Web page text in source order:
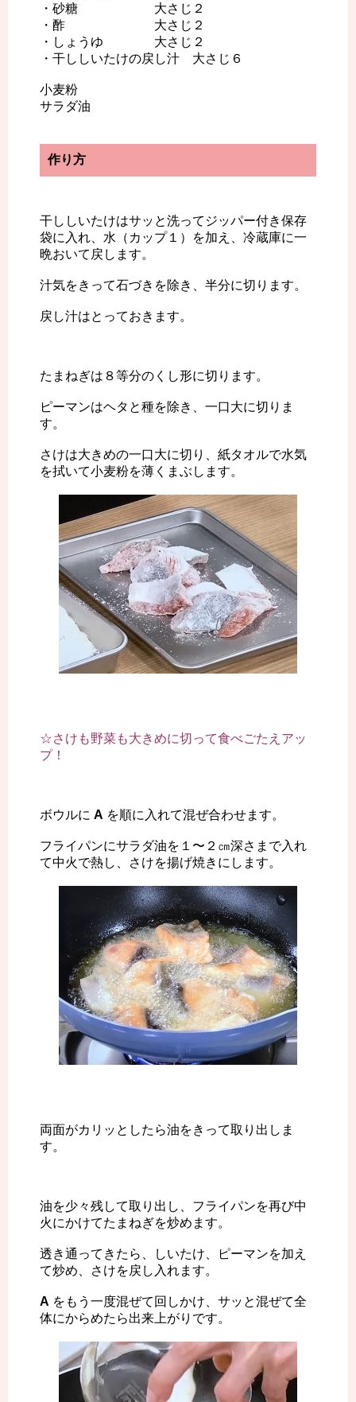
・砂糖 大さじ２
・酢 大さじ２
・しょうゆ 大さじ２
・干ししいたけの戻し汁 大さじ６
小麦粉
サラダ油
作り方
干ししいたけはサッと洗ってジッパー付き保存
袋に入れ、水（カップ１）を加え、冷蔵庫に一
晩おいて戻します。
汁気をきって石づきを除き、半分に切ります。
戻し汁はとっておきます。
たまねぎは８等分のくし形に切ります。
ピーマンはヘタと種を除き、一口大に切りま
す。
さけは大きめの一口大に切り、紙タオルで水気
を拭いて小麦粉を薄くまぶします。
☆さけも野菜も大きめに切って食べごたえアッ
プ！
ボウルに A を順に入れて混ぜ合わせます。
フライパンにサラダ油を１〜２㎝深さまで入れ
て中火で熱し、さけを揚げ焼きにします。
両面がカリッとしたら油をきって取り出しま
す。
油を少々残して取り出し、フライパンを再び中
火にかけてたまねぎを炒めます。
透き通ってきたら、しいたけ、ピーマンを加え
て炒め、さけを戻し入れます。
A をもう一度混ぜて回しかけ、サッと混ぜて全
体にからめたら出来上がりです。